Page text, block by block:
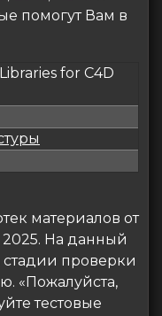
помогут Вам в
for C4D
материалов от
2025. На данный
проверки
«Пожалуйста,
тестовые